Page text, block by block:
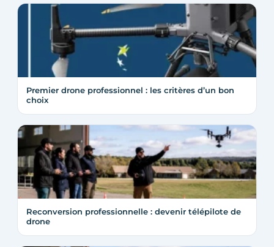
Premier drone professionnel : les critères d’un bon
choix
Reconversion professionnelle : devenir télépilote de
drone